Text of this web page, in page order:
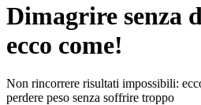
Dimagrire senza
ecco come!
Non rincorrere risultati impossibili:
perdere peso senza soffrire troppo